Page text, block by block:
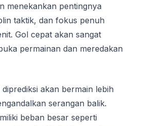
menekankan pentingnya
taktik, dan fokus penuh
Gol cepat akan sangat
permainan dan meredakan
akan bermain lebih
serangan balik.
beban besar seperti